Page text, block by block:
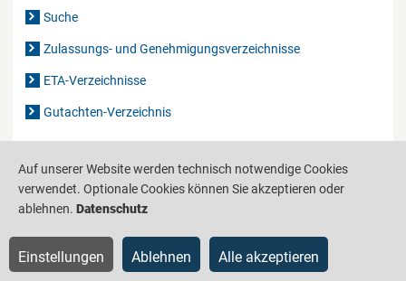
Suche
Zulassungs- und Genehmigungsverzeichnisse
ETA-Verzeichnisse
Gutachten-Verzeichnis
Produktinformationsstelle für das Bauwesen IS-ARGEBAU
Barrierefreiheit Datenschutz
Auf unserer Website werden technisch notwendige Cookies
verwendet. Optionale Cookies können Sie akzeptieren oder
ablehnen. Datenschutz
Einstellungen Ablehnen Alle akzeptieren